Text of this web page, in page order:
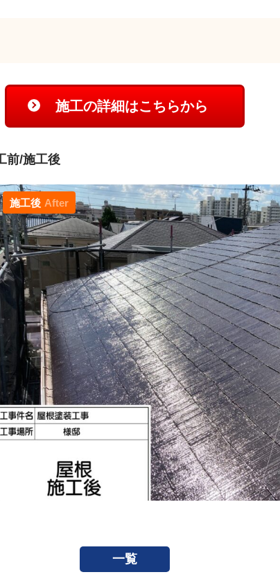
施工の詳細はこちらから
前/施工後
施工後 After
一覧